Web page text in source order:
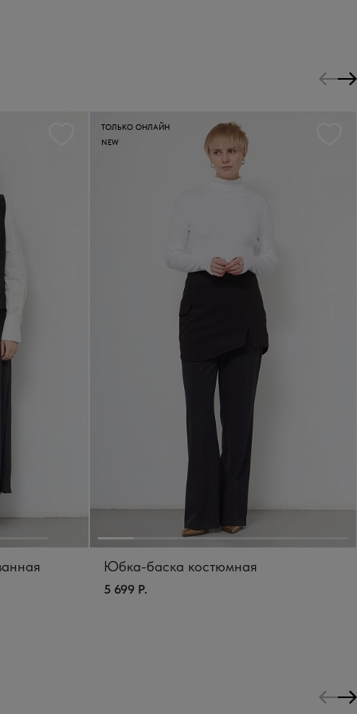
ТОЛЬКО ОНЛАЙН
NEW
Юбка-баска костюмная
5 699 Р.